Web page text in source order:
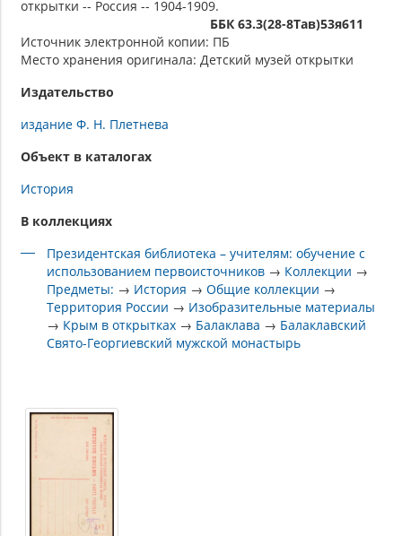
открытки -- Россия -- 1904-1909.
ББК 63.3(28-8Тав)53я611
Источник электронной копии: ПБ
Место хранения оригинала: Детский музей открытки
Издательство
издание Ф. Н. Плетнева
Объект в каталогах
История
В коллекциях
Президентская библиотека – учителям: обучение с
использованием первоисточников → Коллекции →
Предметы: → История →Общие коллекции →
Территория России → Изобразительные материалы
→ Крым в открытках → Балаклава → Балаклавский
Свято-Георгиевский мужской монастырь